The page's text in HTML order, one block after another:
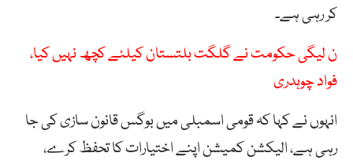
کررہیہے۔
ن لیگی حکومت نے گلگت بلتستان کیلئے کچھ نہیں کیا،
فواد چوہدری
انہوں نے کہا کہ قومیاسمبلیمیںبوگسقانونسازیکیجا
رہیہے،الیکشنکمیشناپنےاختیاراتکاتحفظکرے،